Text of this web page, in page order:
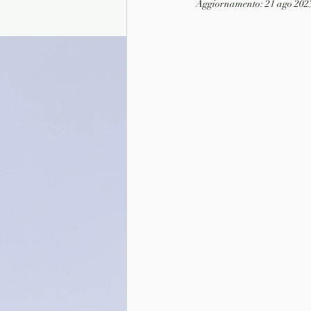
Aggiornamento:21 ago